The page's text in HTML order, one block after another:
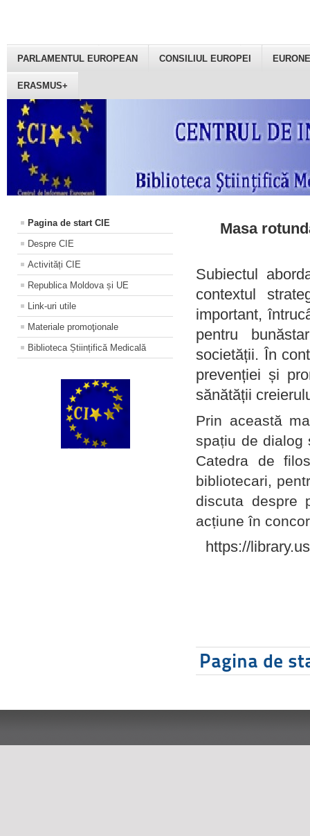
PARLAMENTUL EUROPEAN CONSILIUL EUROPEI
ERASMUS+
Pagina de start CIE
Despre CIE
Activități CIE
Republica Moldova și UE
Link-uri utile
Materiale promoţionale
Biblioteca Științifică Medicală
Masa
Subiectul
contextul
important,
pentru
societății. În
prevenției și
sănătății
Prin această
spațiu de dialog
Catedra de
bibliotecari,
discuta despre
acțiune în
https://
Pagina de